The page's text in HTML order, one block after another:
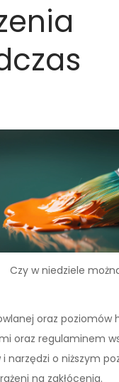
Czy w niedziele
oraz poziomów
oraz regulaminem
o niższym
na zakłócenia.